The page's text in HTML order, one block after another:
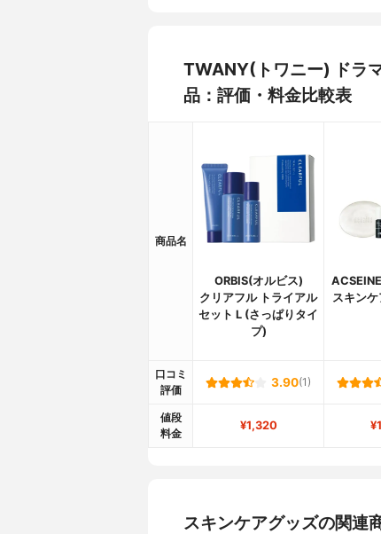
TWANY(トワニー) ドラ
品：評価・料金比較表
商品名
ORBIS(オルビス)
クリアフル トライアル
セット L (さっぱりタイ
プ)
スキン
口コミ
評価
3.90(1)
値段
料金
¥1,320
スキンケアグッズの関連